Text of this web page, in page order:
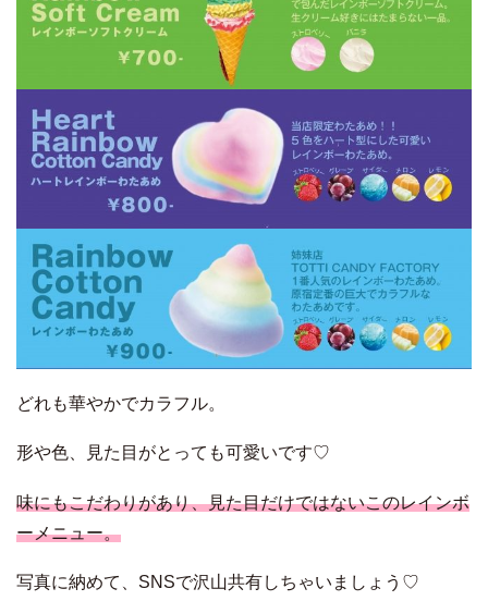
どれも華やかでカラフル。
形や色、見た目がとっても可愛いです♡
味にもこだわりがあり、見た目だけではないこのレインボ
ーメニュー。
写真に納めて、SNSで沢山共有しちゃいましょう♡